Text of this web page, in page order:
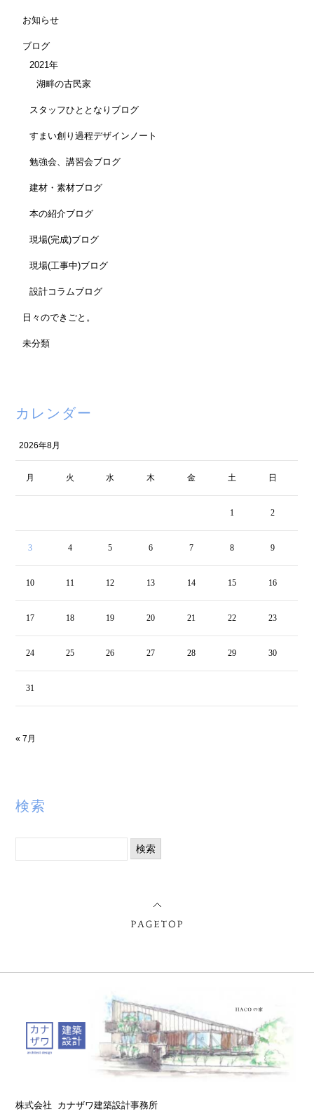
お知らせ
ブログ
2021年
湖畔の古民家
スタッフひととなりブログ
すまい創り過程デザインノート
勉強会、講習会ブログ
建材・素材ブログ
本の紹介ブログ
現場(完成)ブログ
現場(工事中)ブログ
設計コラムブログ
日々のできごと。
未分類
カレンダー
2026年8月
月 火 水 木 金 土 日
1 2
3 4 5 6 7 8 9
10 11 12 13 14 15 16
17 18 19 20 21 22 23
24 25 26 27 28 29 30
31
« 7月
検索
検
株式会社 カナザワ建築設計事務所